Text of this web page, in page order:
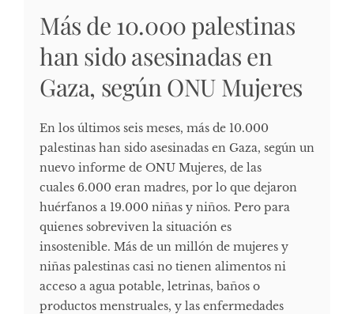
Más de 10.000 palestinas
han sido asesinadas en
Gaza, según ONU Mujeres
En los últimos seis meses, más de 10.000
palestinas han sido asesinadas en Gaza, según un
nuevo informe de ONU Mujeres, de las
cuales 6.000 eran madres, por lo que dejaron
huérfanos a 19.000 niñas y niños. Pero para
quienes sobreviven la situación es
insostenible. Más de un millón de mujeres y
niñas palestinas casi no tienen alimentos ni
acceso a agua potable, letrinas, baños o
productos menstruales, y las enfermedades